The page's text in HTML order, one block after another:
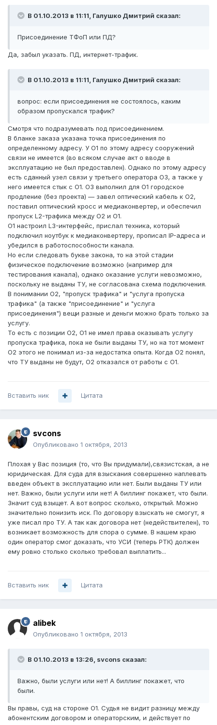
В 01.10.2013 в 11:11, Галушко Дмитрий сказал:
Присоединение ТФоП или ПД?
Да, забыл указать. ПД, интернет-трафик.
В 01.10.2013 в 11:11, Галушко Дмитрий сказал:
вопрос: если присоединения не состоялось, каким
образом пропускался трафик?
Смотря что подразумевать под присоединением.
В бланке заказа указана точка присоединения по
определенному адресу. У О1 по этому адресу сооружений
связи не имеется (во всяком случае акт о вводе в
эксплуатацию не был предоставлен). Однако по этому адресу
есть сданный узел связи у третьего оператора О3, а также у
него имеется стык с О1. О3 выполнил для О1 городское
продление (без проекта) — завел оптический кабель к О2,
поставил оптический кросс и медиаконвертер, и обеспечил
пропуск L2-трафика между О2 и О1.
О1 настроил L3-интерфейс, прислал техника, который
подключил ноутбук к медиаконвертеру, прописал IP-адреса и
убедился в работоспособности канала.
Но если следовать букве закона, то на этой стадии
физическое подключение возможно (например для
тестирования канала), однако оказание услуги невозможно,
поскольку не выданы ТУ, не согласована схема подключения.
В понимании О2, "пропуск трафика" и "услуга пропуска
трафика" (а также "присоединение" и "услуга
присоединения") вещи разные и деньги можно брать только за
услугу.
То есть с позиции О2, О1 не имел права оказывать услугу
пропуска трафика, пока не были выданы ТУ, но на тот момент
О2 этого не понимал из-за недостатка опыта. Когда О2 понял,
что ТУ выданы не будут, О2 отказался от работы с О1.
Вставить ник Цитата
svcons
Опубликовано 1 октября, 2013
Плохая у Вас позиция (то, что Вы придумали),связистская, а не
юридическая. Для суда для взыскания совершенно наплевать
введен объект в эксплуатацию или нет. Были выданы ТУ или
нет. Важно, были услуги или нет! А биллинг покажет, что были.
Значит суд взыщет. А вот вопрос сколько, открытый. Можно
значительно понизить иск. По договору взыскать не смогут, я
уже писал про ТУ. А так как договора нет (недействителен), то
возникает возможность для спора о сумме. В нашем краю
один оператор смог доказать, что УСИ (теперь РТК) должен
ему ровно столько сколько требовал выплатить...
Вставить ник Цитата
alibek
Опубликовано 1 октября, 2013
В 01.10.2013 в 13:26, svcons сказал:
Важно, были услуги или нет! А биллинг покажет, что
были.
Вы правы, суд на стороне О1. Судья не видит разницу между
абонентским договором и операторским, и действует по